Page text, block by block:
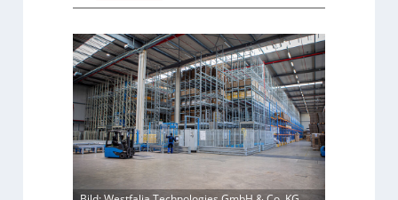
c
t
s
t
o
f
f
r
l
K
m
m
i
s
s
i
o
i